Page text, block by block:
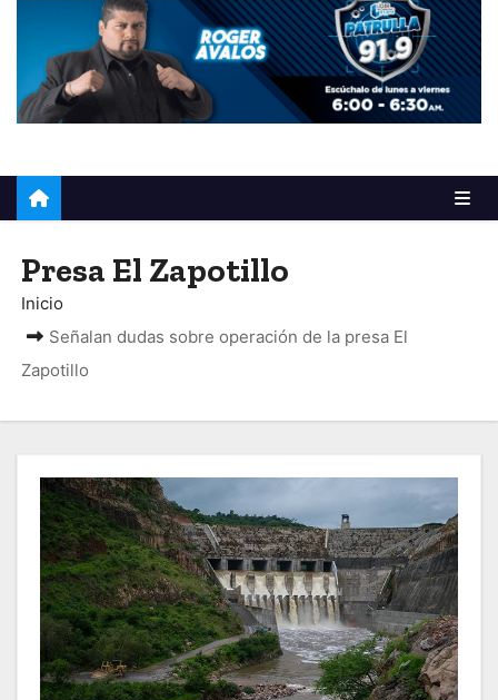
Presa El Zapotillo
Inicio
Señalan dudas sobre operación de la presa El
Zapotillo